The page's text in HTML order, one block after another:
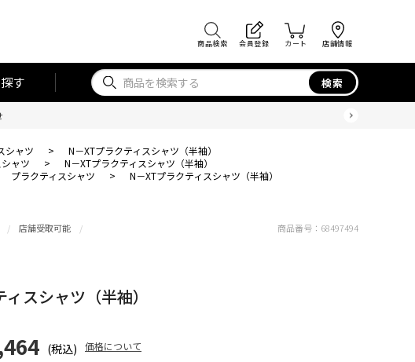
商品検索 会員登録 カート 店舗情報
す 検索
シャツ >
N－XTプラクティスシャツ（半袖）
ャツ >
N－XTプラクティスシャツ（半袖）
プラクティスシャツ > N－XTプラクティスシャツ（半袖）
店舗受取可能
スシャツ（半袖）
(税込) 価格について
商品番号： 68497494